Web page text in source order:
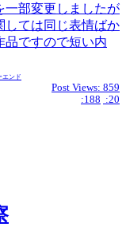
一部変更しましたが
しては同じ表情ばか
品ですので短い内
エンド
Post Views: 859
:188 :20